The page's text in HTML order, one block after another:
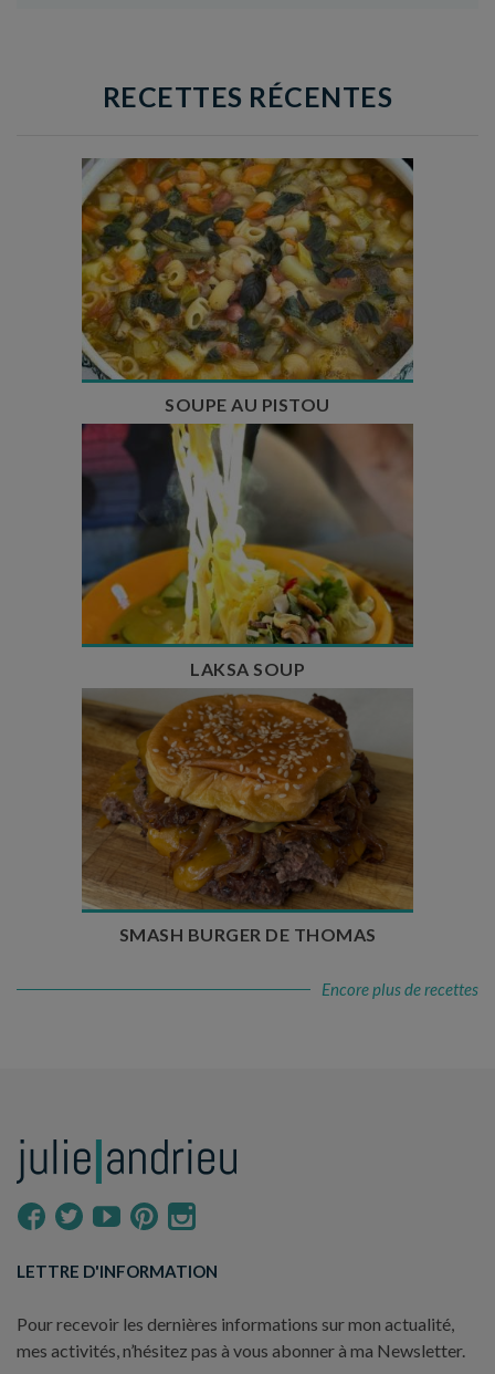
RECETTES RÉCENTES
Temps de préparation : 35 min
Temps de cuisson : 1h15
Nombre de couverts : 8
SOUPE AU PISTOU
Temps de préparation : 40 min
Temps de cuisson : 25 min
Nombre de couverts : 4
LAKSA SOUP
Temps de préparation : 20 min
Temps de cuisson : 5 à 10 min
Nombre de couverts : 4
SMASH BURGER DE THOMAS
Encore plus de recettes
LETTRE D'INFORMATION
Pour recevoir les dernières informations sur mon actualité,
mes activités, n’hésitez pas à vous abonner à ma Newsletter.